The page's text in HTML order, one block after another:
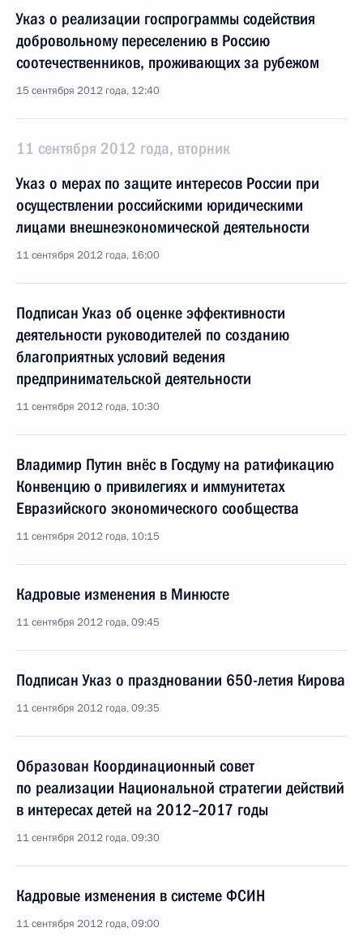
Указ о реализации госпрограммы содействия
добровольному переселению в Россию
соотечественников, проживающих за рубежом
15 сентября 2012 года, 12:40
11 сентября 2012 года, вторник
Указ о мерах по защите интересов России при
осуществлении российскими юридическими
лицами внешнеэкономической деятельности
11 сентября 2012 года, 16:00
Подписан Указ об оценке эффективности
деятельности руководителей по созданию
благоприятных условий ведения
предпринимательской деятельности
11 сентября 2012 года, 10:30
Владимир Путин внёс в Госдуму на ратификацию
Конвенцию о привилегиях и иммунитетах
Евразийского экономического сообщества
11 сентября 2012 года, 10:15
Кадровые изменения в Минюсте
11 сентября 2012 года, 09:45
Подписан Указ о праздновании 650-летия Кирова
11 сентября 2012 года, 09:35
Образован Координационный совет
по реализации Национальной стратегии действий
в интересах детей на 2012–2017 годы
11 сентября 2012 года, 09:30
Кадровые изменения в системе ФСИН
11 сентября 2012 года, 09:00